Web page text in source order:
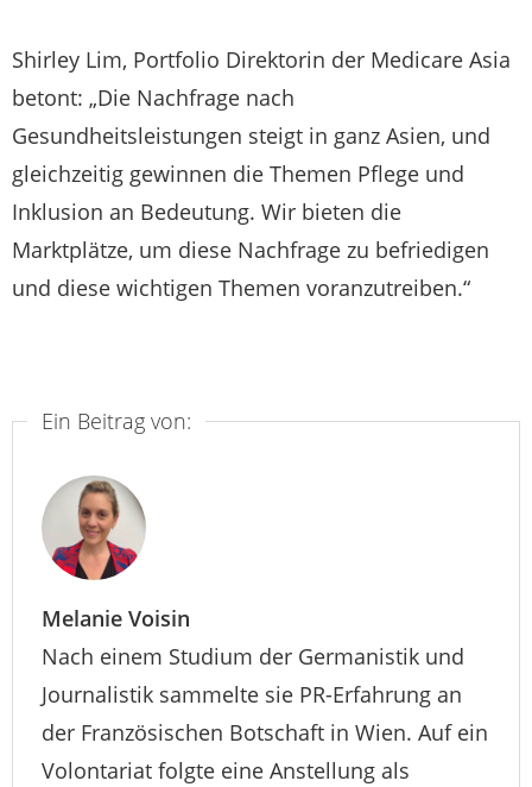
Shirley Lim, Portfolio Direktorin der Medicare Asia
betont: „Die Nachfrage nach
Gesundheitsleistungen steigt in ganz Asien, und
gleichzeitig gewinnen die Themen Pflege und
Inklusion an Bedeutung. Wir bieten die
Marktplätze, um diese Nachfrage zu befriedigen
und diese wichtigen Themen voranzutreiben.“
Ein Beitrag von:
Melanie Voisin
Nach einem Studium der Germanistik und
Journalistik sammelte sie PR-Erfahrung an
der Französischen Botschaft in Wien. Auf ein
Volontariat folgte eine Anstellung als